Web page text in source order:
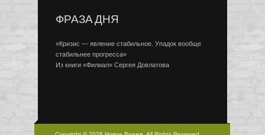
ФРАЗА ДНЯ
«Кризис — явление стабильное. Упадок вообще
стабильнее прогресса»
Из книги «Филиал» Сергея Довлатова